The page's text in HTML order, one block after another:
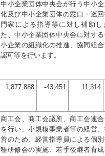
中小企業団体中央会が行う中小
化及び中小企業団体の窓口・巡
門家による指導等に対し補助し
た、中小企業団体中央会に対す
小企業の組織化の推進、協同組
認可等を行います。
1,877,888 -43,451 11,314
商工会、商工会議所、商工会連
を行い、小規模事業者等の経営
善のため、経営指導員による個
種研修会の実施、若手後継者育